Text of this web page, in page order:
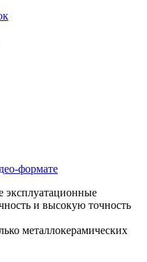
формате
эксплуатационные
и высокую точность
металлокерамических